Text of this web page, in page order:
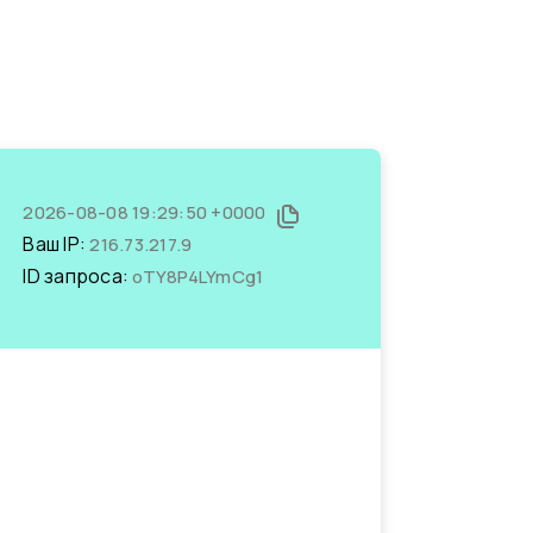
2026-08-08 19:29:50 +0000
Ваш IP:216.73.217.9
ID запроса:oTY8P4LYmCg1